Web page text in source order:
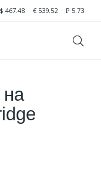
$ 467.48 € 539.52 ₽ 5.73
на